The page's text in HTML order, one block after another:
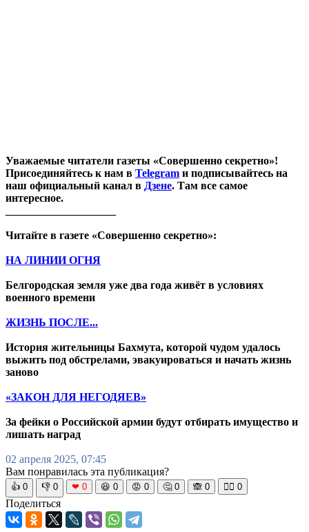
Уважаемые читатели газеты «Совершенно секретно»!
Присоединяйтесь к нам в Telegram и подписывайтесь на
наш официальный канал в Дзене. Там все самое
интересное.
Читайте в газете «Совершенно секретно»:
НА ЛИНИИ ОГНЯ
Белгородская земля уже два года живёт в условиях
военного времени
ЖИЗНЬ ПОСЛЕ...
История жительницы Бахмута, которой чудом удалось
выжить под обстрелами, эвакуироваться и начать жизнь
заново
«ЗАКОН ДЛЯ НЕГОДЯЕВ»
За фейки о Российской армии будут отбирать имущество и
лишать наград
02 апреля 2025, 07:45
Вам понравилась эта публикация?
👍 0 👎 0 ❤ 0 😆 0 😡 0 🤔 0 🙈 0 🧘‍♀️ 0
Поделиться